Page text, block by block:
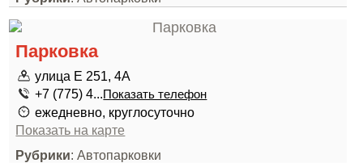
Парковка
улица Е 251, 4А
+7 (775) 4...Показать телефон
ежедневно, круглосуточно
Показать на карте
Рубрики: Автопарковки